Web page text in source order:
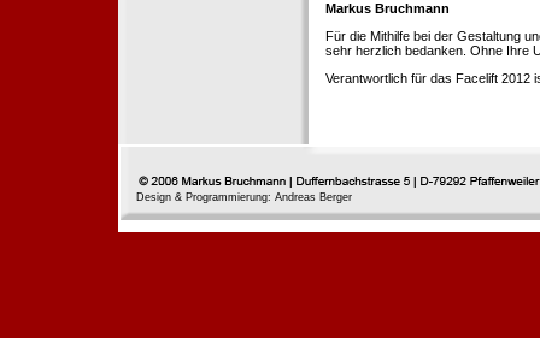
Markus Bruchmann
Für die Mithilfe bei der Gestaltung
sehr herzlich bedanken. Ohne Ihre
Verantwortlich für das Facelift 2012
Design & Programmierung: Andreas Berger